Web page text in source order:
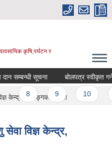
कृषि,पर्यटन र
सम्बन्धी सूचना बोलपत्र स्वीकृत
8 9
केन्द्र, बझाङ्गको सूचना
विज्ञ केन्द्र,